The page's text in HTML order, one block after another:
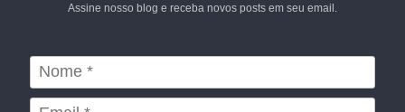
Assine nosso blog e receba novos posts em seu email.